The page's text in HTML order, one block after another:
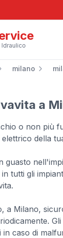
milano
a
o non più
della
guasto
tutti gli
a Milano,
in caso di